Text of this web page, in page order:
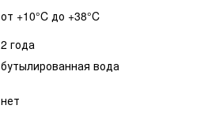
от +10°C до +38°C
2 года
бутылированная вода
нет